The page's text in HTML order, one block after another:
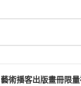
藝術播客出版畫冊限